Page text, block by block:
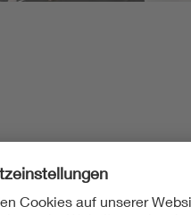
der
(HNO) und im